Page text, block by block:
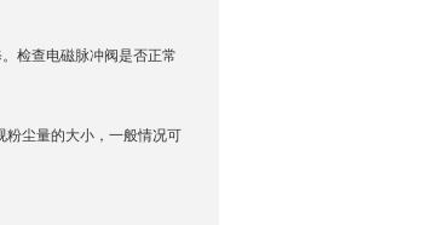
检查电磁脉冲阀是否正常
尘量的大小，一般情况可